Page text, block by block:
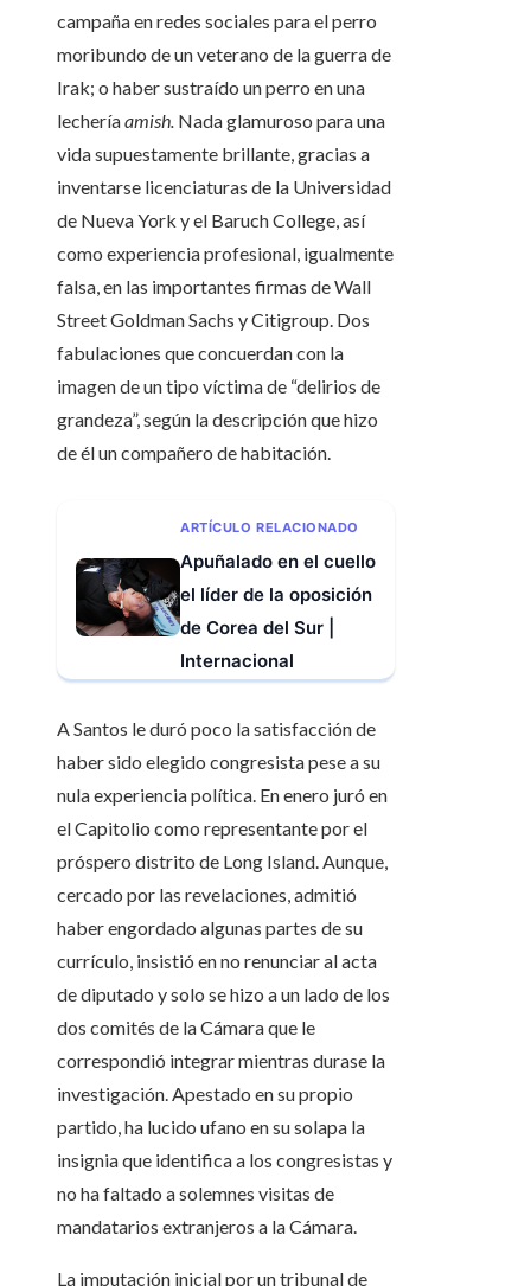
campaña en redes sociales para el perro
moribundo de un veterano de la guerra de
Irak; o haber sustraído un perro en una
lecheríaamish. Nada glamuroso para una
vida supuestamente brillante, gracias a
inventarse licenciaturas de la Universidad
de Nueva York y el Baruch College, así
como experiencia profesional, igualmente
falsa, en las importantes firmas de Wall
Street Goldman Sachs y Citigroup. Dos
fabulaciones que concuerdan con la
imagen de un tipo víctima de “delirios de
grandeza”, según la descripción que hizo
de él un compañero de habitación.
ARTÍCULO RELACIONADO
Apuñalado en el cuello
el líder de la oposición
de Corea del Sur |
Internacional
A Santos le duró poco la satisfacción de
haber sido elegido congresista pese a su
nula experiencia política. En enero juró en
el Capitolio como representante por el
próspero distrito de Long Island. Aunque,
cercado por las revelaciones, admitió
haber engordado algunas partes de su
currículo, insistió en no renunciar al acta
de diputado y solo se hizo a un lado de los
dos comités de la Cámara que le
correspondió integrar mientras durase la
investigación. Apestado en su propio
partido, ha lucido ufano en su solapa la
insignia que identifica a los congresistas y
no ha faltado a solemnes visitas de
mandatarios extranjeros a la Cámara.
La imputación inicial por un tribunal de